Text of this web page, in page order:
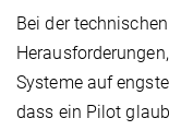
Bei der
Systeme auf
dass ein Pilot